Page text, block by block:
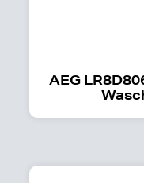
AEG